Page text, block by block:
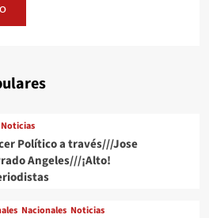
Noticias
Político a través///Jose
Angeles///¡Alto!
Nacionales Noticias